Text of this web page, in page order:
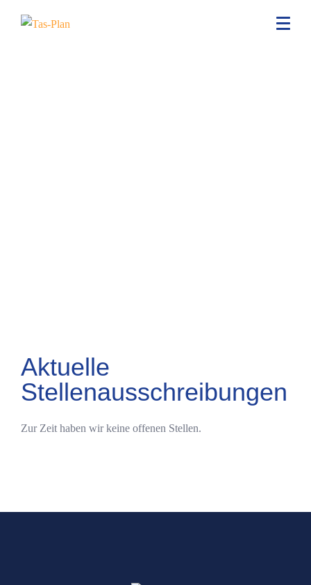
Aktuelle
Stellenausschreibungen
Zur Zeit haben wir keine offenen Stellen.